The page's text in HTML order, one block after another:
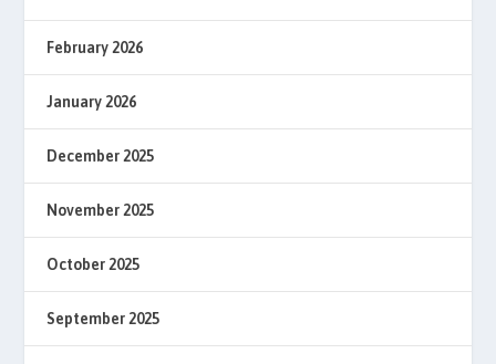
February 2026
January 2026
December 2025
November 2025
October 2025
September 2025